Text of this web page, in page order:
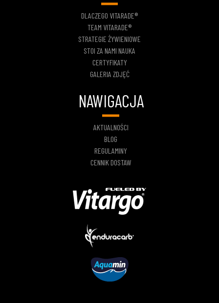
We and selected partners and related companies, use cookies and similar
technologies as specified in our Cookies Policy. You agree to consent to the
DLACZEGO VITARADE®
TEAM VITARADE®
STRATEGIE ŻYWIENIOWE
STOI ZA NAMI NAUKA
CERTYFIKATY
GALERIA ZDJĘĆ
NAWIGACJA
AKTUALNOŚCI
BLOG
REGULAMINY
CENNIK DOSTAW